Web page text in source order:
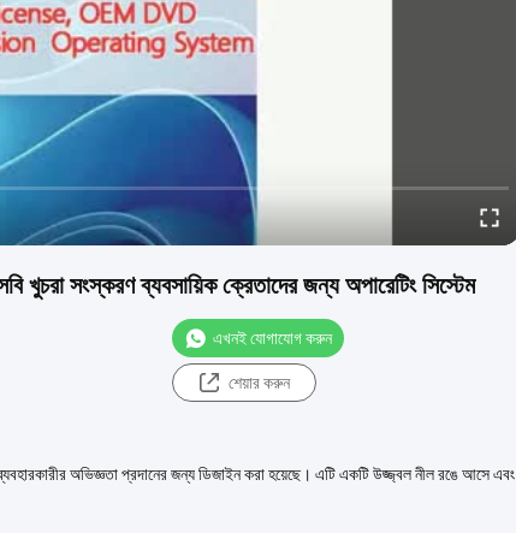
সংস্করণ ব্যবসায়িক ক্রেতাদের জন্য অপারেটিং সিস্টেম
এখনই যোগাযোগ করুন
শেয়ার করুন
অভিজ্ঞতা প্রদানের জন্য ডিজাইন করা হয়েছে। এটি একটি উজ্জ্বল নীল রঙে আসে এবং